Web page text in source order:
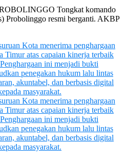
Tongkat komando
Probolinggo resmi berganti. AKBP